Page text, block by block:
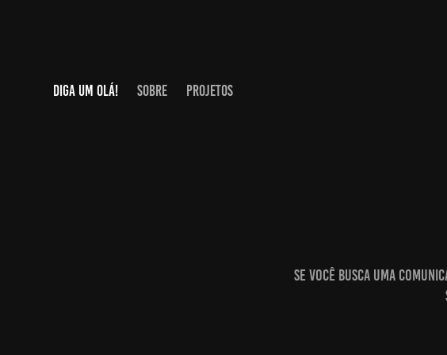
DIGA UM OLÁ! SOBRE PROJETOS
Se você busca uma